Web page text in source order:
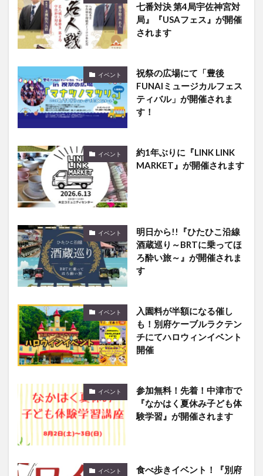
七番対決 第4局宇佐神宮対
局』『USAフェス』が開催
されます
イベント
祝祭の広場にて「豊後
FUNAIミュージカルフェス
ティバル」が開催されま
す！
イベント
約1年ぶりに『LINK LINK
MARKET』が開催されます
イベント
明日から!!『ひたひこ沿線
酒蔵巡り～BRTに乗ってほ
ろ酔い旅～』が開催されま
す
イベント
入園料が半額になる催し
も！別府ケーブルラクテン
チにてハロウィンイベント
開催
イベント
参加無料！先着！中津市で
『なかはく夏休み子ども体
験学習』が開催されます
イベント
食べ歩きイベント！『別府